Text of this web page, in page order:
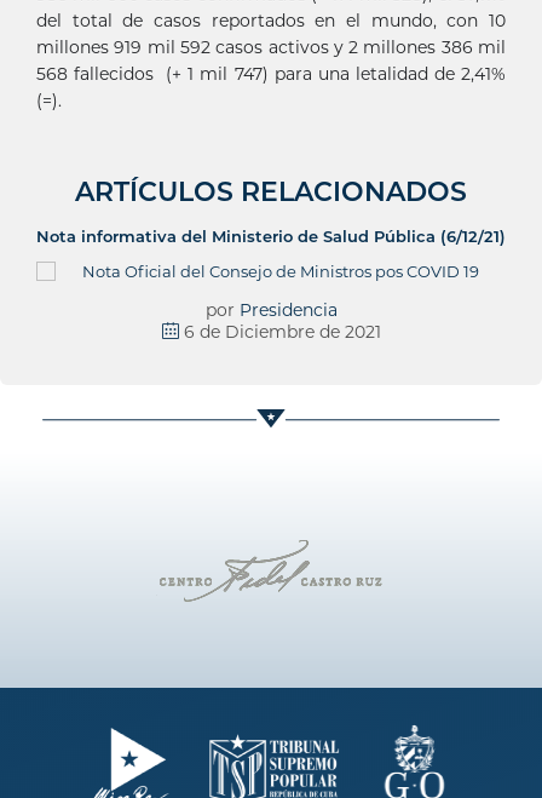
del total de casos reportados en el mundo, con 10
millones 919 mil 592 casos activos y 2 millones 386 mil
568 fallecidos (+ 1 mil 747) para una letalidad de 2,41%
(=).
ARTÍCULOS RELACIONADOS
Nota informativa del Ministerio de Salud Pública (6/12/21)
por Presidencia
6 de Diciembre de 2021